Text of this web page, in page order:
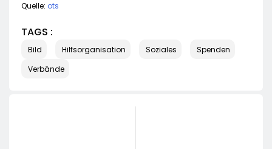
Quelle: ots
TAGS :
Bild Hilfsorganisation Soziales
Spenden
Verbände